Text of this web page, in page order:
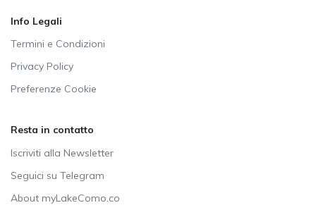
Info Legali
Termini e Condizioni
Privacy Policy
Preferenze Cookie
Resta in contatto
Iscriviti alla Newsletter
Seguici su Telegram
About myLakeComo.co